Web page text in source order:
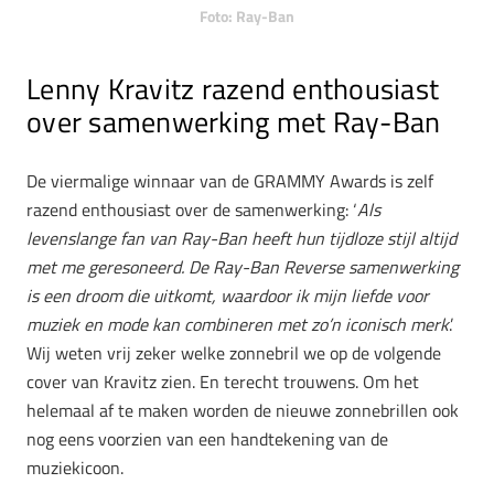
Foto: Ray-Ban
Lenny Kravitz razend enthousiast
over samenwerking met Ray-Ban
De viermalige winnaar van de GRAMMY Awards is zelf
razend enthousiast over de samenwerking: ‘Als
levenslange fan van Ray-Ban heeft hun tijdloze stijl altijd
met me geresoneerd. De Ray-Ban Reverse samenwerking
is een droom die uitkomt, waardoor ik mijn liefde voor
muziek en mode kan combineren met zo’n iconisch merk.’
Wij weten vrij zeker welke zonnebril we op de volgende
cover van Kravitz zien. En terecht trouwens. Om het
helemaal af te maken worden de nieuwe zonnebrillen ook
nog eens voorzien van een handtekening van de
muziekicoon.